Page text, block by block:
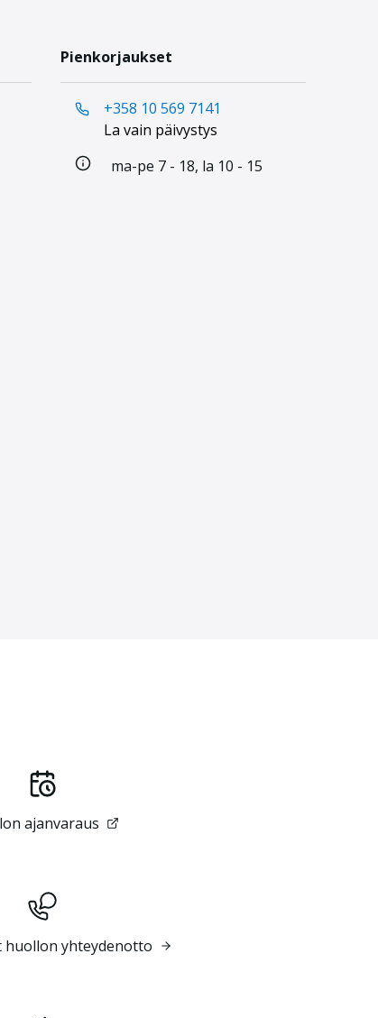
Pienkorjaukset
+358 10 569 7141
La vain päivystys
ma-pe 7 - 18, la 10 - 15
ajanvaraus
huollon yhteydenotto